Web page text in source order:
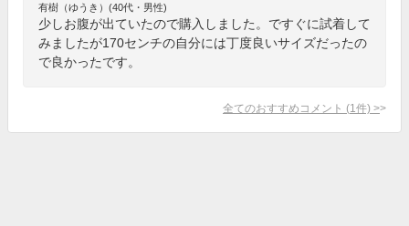
有樹（ゆうき）(40代・男性)
少しお腹が出ていたので購入しました。ですぐに試着して
みましたが170センチの自分には丁度良いサイズだったの
で良かったです。
全てのおすすめコメント (1 件) >